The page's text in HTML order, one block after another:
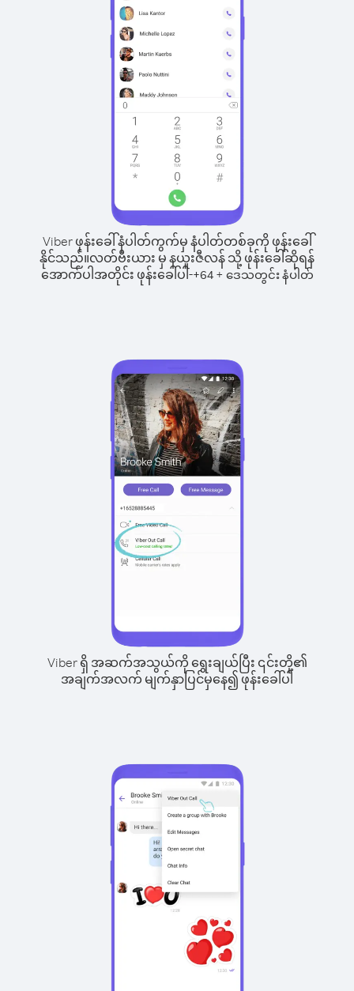
Viber ဖုန်းခေါ်နံပါတ်ကွက်မှ နံပါတ်တစ်ခုကို ဖုန်းခေါ်
နိုင်သည်။လတ်ဗီးယား မှ နယူးဇီလန် သို့ ဖုန်းခေါ်ဆိုရန်
အောက်ပါအတိုင်း ဖုန်းခေါ်ပါ-+64+ ဒေသတွင်း နံပါတ်
Viber ရှိ အဆက်အသွယ်ကို ရွေးချယ်ပြီး ၎င်းတို့၏
အချက်အလက် မျက်နှာပြင်မှနေ၍ ဖုန်းခေါ်ပါ